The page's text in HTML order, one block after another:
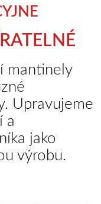
mantinely
Upravujeme
a
jako
výrobu.